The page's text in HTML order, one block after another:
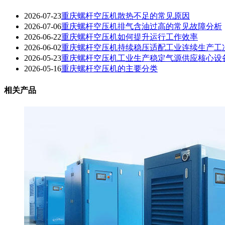
2026-07-23重庆螺杆空压机散热不足的常见原因
2026-07-06重庆螺杆空压机排气含油过高的常见故障分析
2026-06-22重庆螺杆空压机如何提升运行工作效率
2026-06-02重庆螺杆空压机持续稳压适配工业连续生产工
2026-05-23重庆螺杆空压机工业生产稳定气源供应核心设
2026-05-16重庆螺杆空压机的主要分类
相关产品